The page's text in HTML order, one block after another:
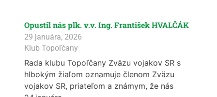
Opustil nás plk. v.v. Ing. František HVALČÁK
29 januára, 2026
Klub Topoľčany
Rada klubu Topoľčany Zväzu vojakov SR s
hlbokým žiaľom oznamuje členom Zväzu
vojakov SR, priateľom a známym, že nás